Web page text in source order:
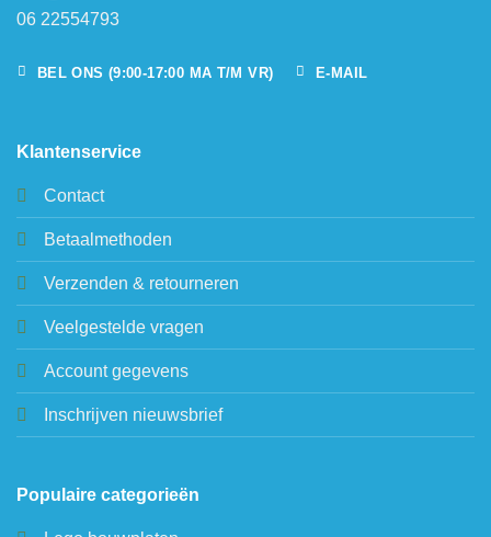
06 22554793
BEL ONS (9:00-17:00 MA T/M VR) E-MAIL
Klantenservice
Contact
Betaalmethoden
Verzenden & retourneren
Veelgestelde vragen
Account gegevens
Inschrijven nieuwsbrief
Populaire categorieën